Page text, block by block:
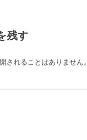
残す
されることはありません。